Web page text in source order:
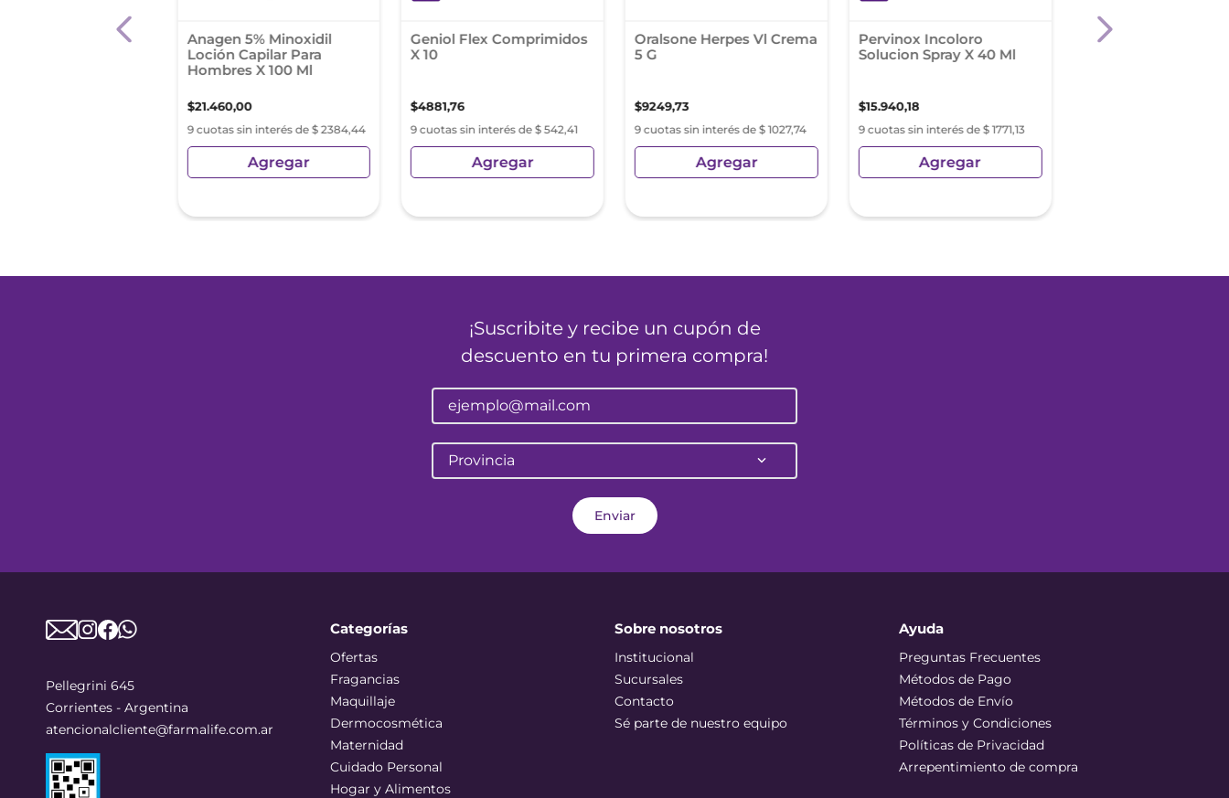
Sin Olor Gel X 35
Anagen 5% Minoxidil
Loción Capilar Para
Hombres X 100 Ml
$21.460,00
9 cuotas sin interés de $ 2384,44
Agregar
Geniol Flex Comprimidos
X 10
$4881,76
9 cuotas sin interés de $ 542,41
Agregar
Oralsone Herpes Vl Crema
5 G
$9249,73
9 cuotas sin interés de $ 1027,74
Agregar
Pervinox Incoloro
Solucion Spray X 40 Ml
$15.940,18
9 cuotas sin interés de $ 1771,13
Agregar
Piecidex
¡Suscribite y recibe un cupón de
descuento en tu primera compra!
Provincia
Enviar
Pellegrini 645
Corrientes - Argentina
atencionalcliente@farmalife.com.ar
Categorías
Ofertas
Fragancias
Maquillaje
Dermocosmética
Maternidad
Cuidado Personal
Hogar y Alimentos
Sobre nosotros
Institucional
Sucursales
Contacto
Sé parte de nuestro equipo
Ayuda
Preguntas Frecuentes
Métodos de Pago
Métodos de Envío
Términos y Condiciones
Políticas de Privacidad
Arrepentimiento de compra